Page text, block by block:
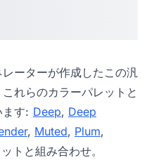
ーターが作成したこの汎
れらのカラーパレットと
す: Deep, Deep
, Muted, Plum,
トと組み合わせ。